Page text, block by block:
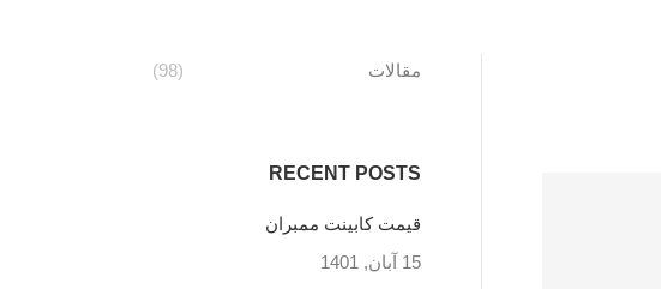
مقالات (98)
RECENT POSTS
قیمت کابینت ممبران
15 آبان, 1401